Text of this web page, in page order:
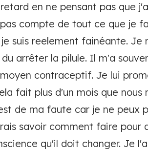
en ne pensant pas que
compte de tout ce que je
suis reelement fainéante. Je
arrêter la pilule. Il m'a
contraceptif. Je lui
fait plus d'un mois que nous
de ma faute car je ne peux
savoir comment faire pour
qu'il doit changer. Je